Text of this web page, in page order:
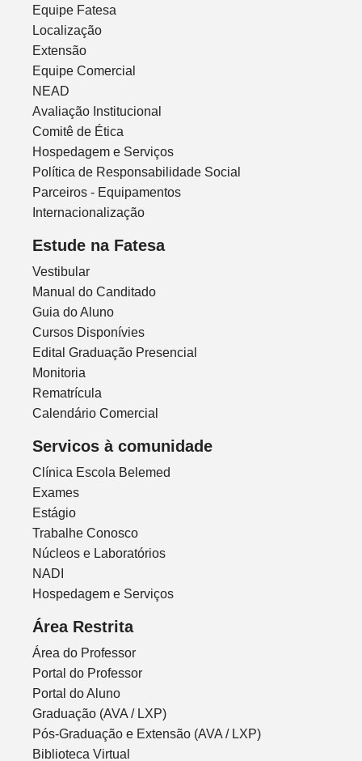
Equipe Fatesa
Localização
Extensão
Equipe Comercial
NEAD
Avaliação Institucional
Comitê de Ética
Hospedagem e Serviços
Política de Responsabilidade Social
Parceiros - Equipamentos
Internacionalização
Estude na Fatesa
Vestibular
Manual do Canditado
Guia do Aluno
Cursos Disponívies
Edital Graduação Presencial
Monitoria
Rematrícula
Calendário Comercial
Servicos à comunidade
Clínica Escola Belemed
Exames
Estágio
Trabalhe Conosco
Núcleos e Laboratórios
NADI
Hospedagem e Serviços
Área Restrita
Área do Professor
Portal do Professor
Portal do Aluno
Graduação (AVA / LXP)
Pós-Graduação e Extensão (AVA / LXP)
Biblioteca Virtual